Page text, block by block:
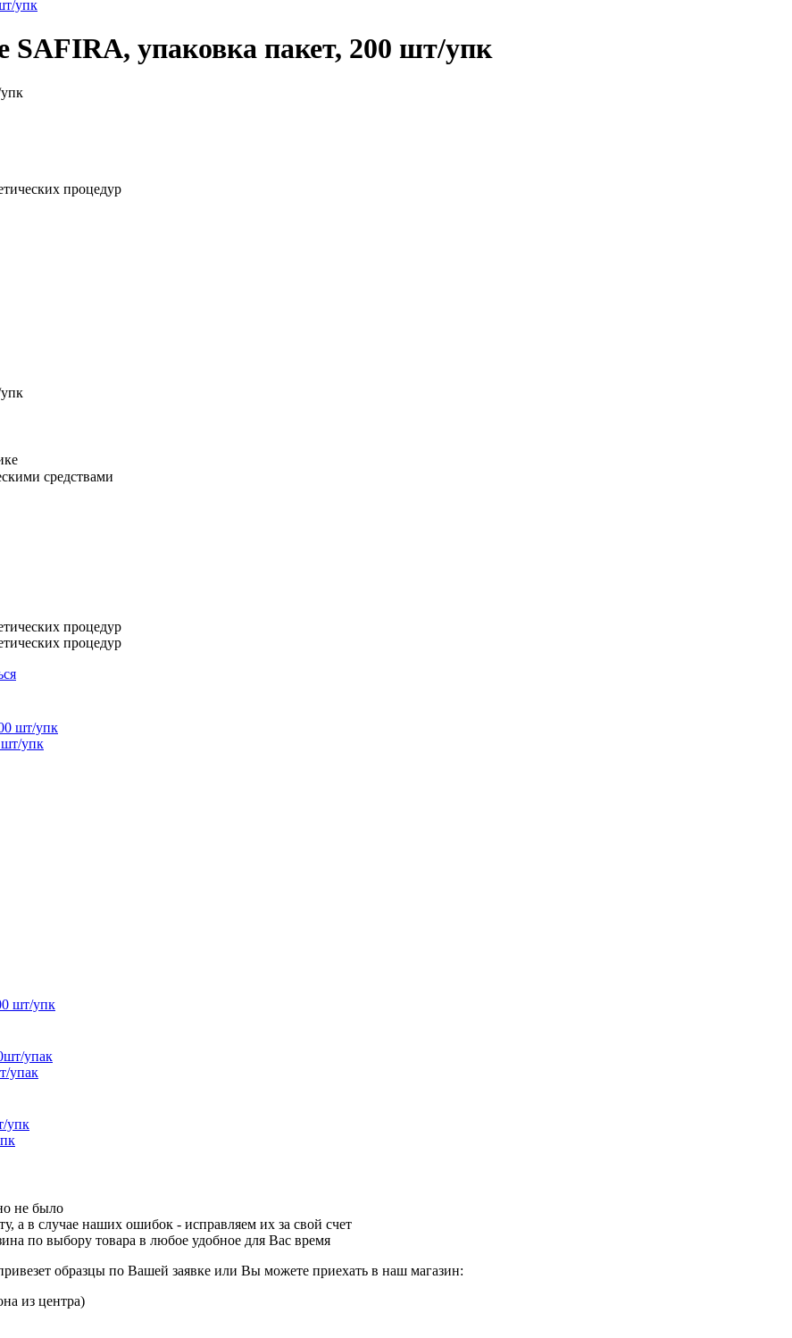
SAFIRA, упаковка пакет, 200 шт/упк
процедур
средствами
процедур
процедур
шт/упк
шт/упк
упак
не было
а в случае наших ошибок - исправляем их за свой счет
по выбору товара в любое удобное для Вас время
образцы по Вашей заявке или Вы можете приехать в наш магазин:
из центра)